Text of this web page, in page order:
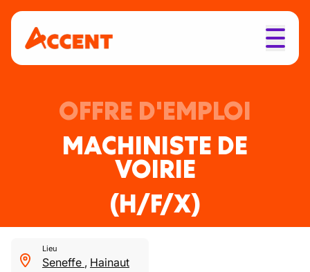
OFFRE D'EMPLOI
MACHINISTE DE
VOIRIE
(H/F/X)
Lieu
Seneffe , Hainaut